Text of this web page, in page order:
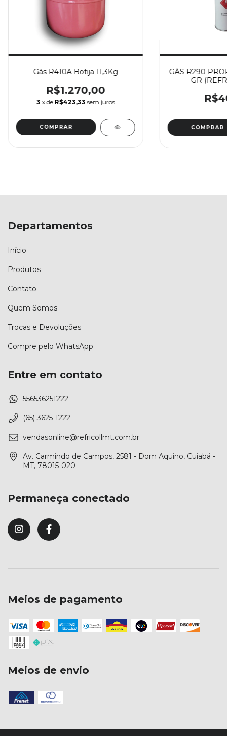
Gás R410A Botija 11,3Kg
R$1.270,00
3 x de R$423,33 sem juros
GÁS R290
GR
Departamentos
Início
Produtos
Contato
Quem Somos
Trocas e Devoluções
Compre pelo WhatsApp
Entre em contato
556536251222
(65) 3625-1222
vendasonline@refricollmt.com.br
Av. Carmindo de Campos, 2581 - Dom Aquino, Cuiabá -
MT, 78015-020
Permaneça conectado
Meios de pagamento
Meios de envio